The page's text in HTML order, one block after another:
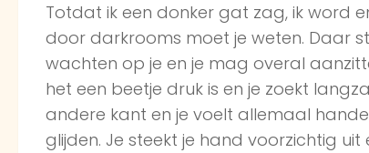
Totdat ik een donker gat zag, ik word
door darkrooms moet je weten. Daar
wachten op je en je mag overal
het een beetje druk is en je zoekt
andere kant en je voelt allemaal
glijden. Je steekt je hand voorzichtig uit